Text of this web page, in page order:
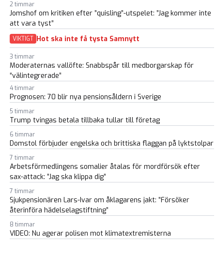
2 timmar
Jomshof om kritiken efter ”quisling”-utspelet: ”Jag kommer inte
att vara tyst”
VIKTIGT Hot ska inte få tysta Samnytt
3 timmar
Moderaternas vallöfte: Snabbspår till medborgarskap för
“välintegrerade”
4 timmar
Prognosen: 70 blir nya pensionsåldern i Sverige
5 timmar
Trump tvingas betala tillbaka tullar till företag
6 timmar
Domstol förbjuder engelska och brittiska flaggan på lyktstolpar
7 timmar
Arbetsförmedlingens somalier åtalas för mordförsök efter
sax-attack: ”Jag ska klippa dig”
7 timmar
Sjukpensionären Lars-Ivar om åklagarens jakt: ”Försöker
återinföra hädelselagstiftning”
8 timmar
VIDEO: Nu agerar polisen mot klimatextremisterna